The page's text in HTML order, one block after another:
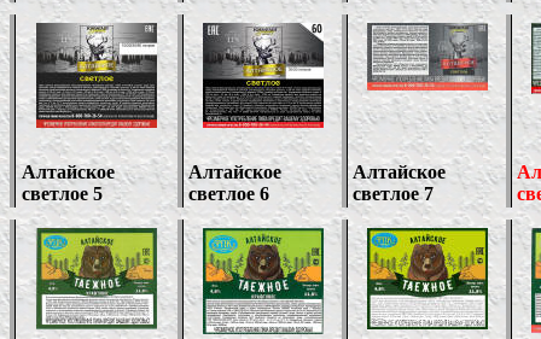
Алтайское
светлое 5
Алтайское
светлое 6
Алтайское
светлое 7